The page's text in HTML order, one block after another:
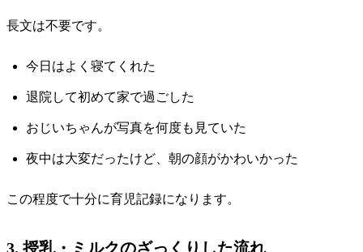
長文は不要です。
今日はよく寝てくれた
退院して初めて家で過ごした
おじいちゃんが写真を何度も見ていた
夜中は大変だったけど、朝の顔がかわいかった
この程度で十分に育児記録になります。
3. 授乳・ミルクのざっくりした流れ